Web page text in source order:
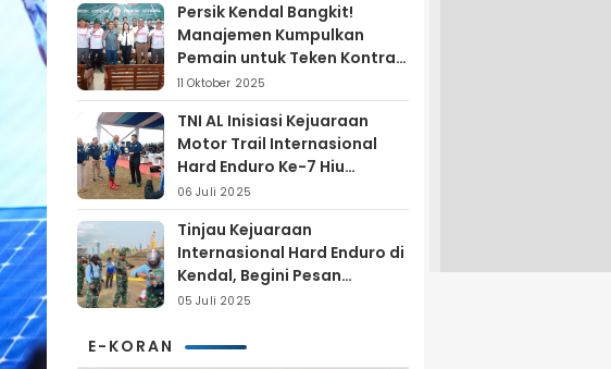
Persik Kendal Bangkit!
Manajemen Kumpulkan
Pemain untuk Teken Kontrak
Jelang Liga 4
11 Oktober 2025
TNI AL Inisiasi Kejuaraan
Motor Trail Internasional
Hard Enduro Ke-7 Hiu
Selatan
06 Juli 2025
Tinjau Kejuaraan
Internasional Hard Enduro di
Kendal, Begini Pesan
Laksamana Pertama TNI AL
05 Juli 2025
E-KORAN